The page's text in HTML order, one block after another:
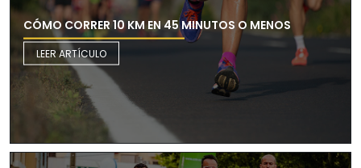
CÓMO CORRER 10 KM EN 45 MINUTOS O MENOS
LEER ARTÍCULO